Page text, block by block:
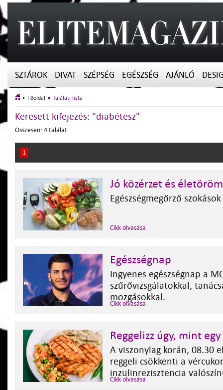
SZTÁROK DIVAT SZÉPSÉG EGÉSZSÉG AJÁNLÓ
Főoldal Találati lista
Keresett kifejezés: "diabétesz"
Összesen: 4 találat.
1
Jó közérzet és
Egészségmegőrző
Cikk olvasása
Egészségnap
Ingyenes egészségnap a
szűrővizsgálatokkal,
mozgásokkal.
Cikk olvasása
Reggelizz úgy, mint
A viszonylag korán, 08.30
reggeli csökkenti a
inzulinrezisztencia
Cikk olvasása